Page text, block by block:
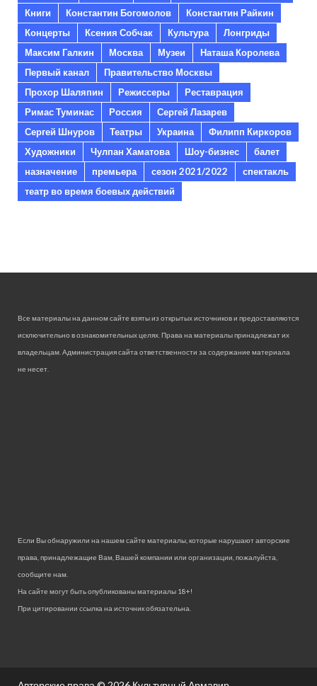
Книги
Константин Богомолов
Константин Райкин
Концерты
Ксения Собчак Культура
Лонгриды
Максим Галкин
Москва Музеи
Наташа Королева
Первый канал
Правительство Москвы
Прохор Шаляпин
Режиссеры
Реставрация
Римас Туминас
Россия
Сергей Лазарев
Сергей Шнуров
Театры Украина
Филипп Киркоров
Художники
Чулпан Хаматова Шоу-бизнес
балет
назначение
премьера сезон 2021/2022
спектакль
театр во время боевых действий
Все материалы на данном сайте взяты из открытых источников и предоставляются
исключительно в ознакомительных целях. Права на материалы принадлежат их
владельцам. Администрация сайта ответственности за содержание материала
не несет.
Если Вы обнаружили на нашем сайте материалы, которые нарушают авторские
права, принадлежащие Вам, Вашей компании или организации, пожалуйста,
сообщите нам.
На сайте могут быть опубликованы материалы 18+!
При цитировании ссылка на источник обязательна.